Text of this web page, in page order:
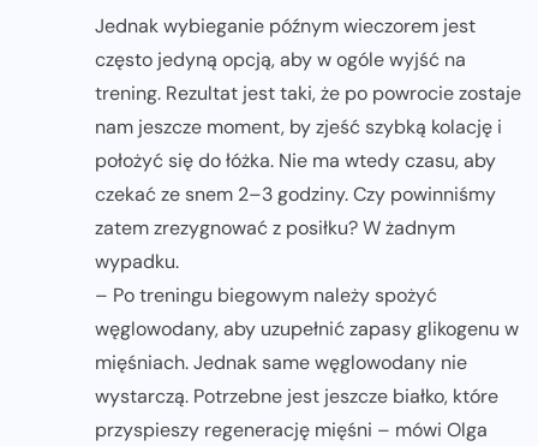
Jednak wybieganie późnym wieczorem jest
często jedyną opcją, aby w ogóle wyjść na
trening. Rezultat jest taki, że po powrocie zostaje
nam jeszcze moment, by zjeść szybką kolację i
położyć się do łóżka. Nie ma wtedy czasu, aby
czekać ze snem 2–3 godziny. Czy powinniśmy
zatem zrezygnować z posiłku? W żadnym
wypadku.
– Po treningu biegowym należy spożyć
węglowodany, aby uzupełnić zapasy glikogenu w
mięśniach. Jednak same węglowodany nie
wystarczą. Potrzebne jest jeszcze białko, które
przyspieszy regenerację mięśni – mówi Olga